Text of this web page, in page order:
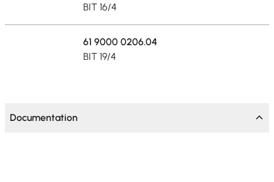
BIT 16/4
61 9000 0206.04
BIT 19/4
Documentation